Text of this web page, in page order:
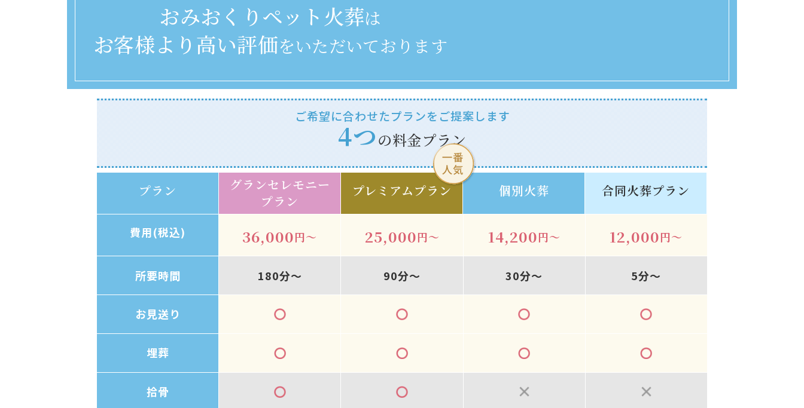
おみおくりペット火葬は
お客様より高い評価をいただいております
ご希望に合わせたプランをご提案します
4つの料金プラン
プラン
グランセレモニー
プラン
プレミアムプラン 個別火葬 合同火葬プラン
費用(税込) 36,000円～ 25,000円～ 14,200円～ 12,000円～
所要時間 180分～ 90分～ 30分～ 5分～
お見送り
埋葬
拾骨